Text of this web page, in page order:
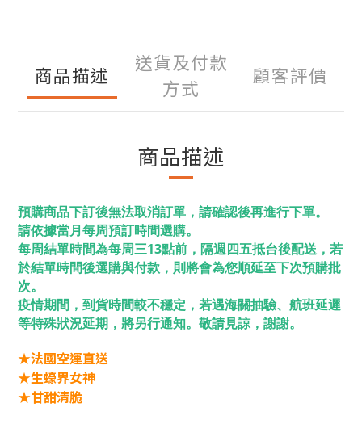
商品描述
送貨及付款
方式
顧客評價
商品描述
預購商品下訂後無法取消訂單，請確認後再進行下單。
請依據當月每周預訂時間選購。
每周結單時間為每周三13點前，隔週四五抵台後配送，若
於結單時間後選購與付款，則將會為您順延至下次預購批
次。
疫情期間，到貨時間較不穩定，若遇海關抽驗、航班延遲
等特殊狀況延期，將另行通知。敬請見諒，謝謝。
★法國空運直送
★生蠔界女神
★甘甜清脆